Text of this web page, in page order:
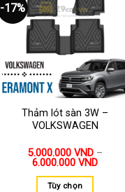
-17%
Thêm
vào
yêu
thích
Thảm lót sàn 3W –
VOLKSWAGEN
5.000.000 VND–
6.000.000 VND
Tùy chọn